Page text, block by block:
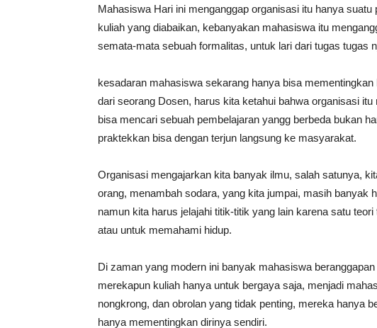
Mahasiswa Hari ini menganggap organisasi itu hanya
kuliah yang diabaikan, kebanyakan mahasiswa itu
semata-mata sebuah formalitas, untuk lari dari tugas tugas
kesadaran mahasiswa sekarang hanya bisa
dari seorang Dosen, harus kita ketahui bahwa organisasi
bisa mencari sebuah pembelajaran yangg berbeda bukan
praktekkan bisa dengan terjun langsung ke masyarakat.
Organisasi mengajarkan kita banyak ilmu, salah satunya,
orang, menambah sodara, yang kita jumpai, masih banyak
namun kita harus jelajahi titik-titik yang lain karena satu
atau untuk memahami hidup.‎
Di zaman yang modern ini banyak mahasiswa
merekapun kuliah hanya untuk bergaya saja, menjadi
nongkrong, dan obrolan yang tidak penting, mereka hanya
hanya mementingkan dirinya sendiri.